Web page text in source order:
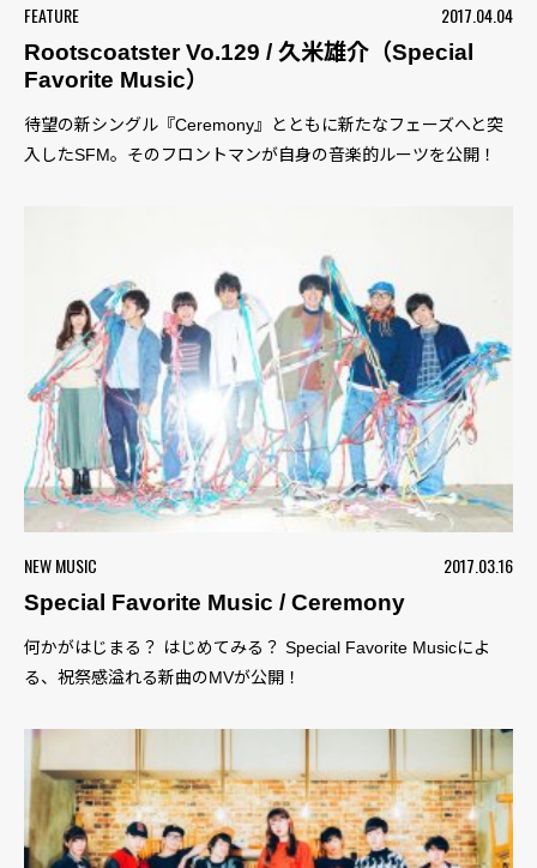
FEATURE
2017.04.04
Rootscoatster Vo.129 / 久米雄介（Special
Favorite Music）
待望の新シングル『Ceremony』とともに新たなフェーズへと突
入したSFM。そのフロントマンが自身の音楽的ルーツを公開！
NEW MUSIC
2017.03.16
Special Favorite Music / Ceremony
何かがはじまる？ はじめてみる？ Special Favorite Musicによ
る、祝祭感溢れる新曲のMVが公開！